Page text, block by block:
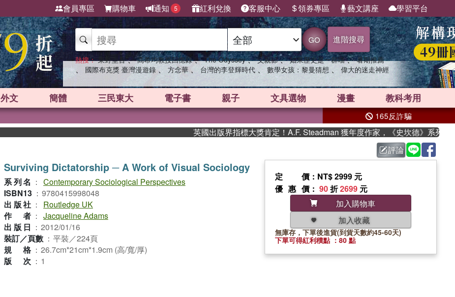
會員專區 購物車 通知 5 紅利兌換 客服中心 領券專區 藝文講座 學習平台
GO 進階搜尋
熱搜： 東野圭吾 、 高希均教授回憶錄 、 The Odyssey 、 父親節 、 如果歷史是一群喵 、 暑期推薦
、 國際布克獎 臺灣漫遊錄 、 方念華 、 台灣的李登輝時代 、 數學女孩：黎曼猜想 、 偉大的迷走神經
外文 簡體 三民東大 電子書 親子 文具選物 漫畫 教科考用
165反詐騙
英國出版界指標大獎肯定！A.F. Steadman 獲年度作家，《史坎德》系列帶你踏
評論
Surviving Dictatorship ─ A Work of Visual Sociology
系列名 ： Contemporary Sociological Perspectives
ISBN13 ： 9780415998048
出版社 ：
Routledge UK
作者 ： Jacqueline Adams
出版日 ： 2012/01/16
裝訂／頁數 ： 平裝／224頁
規格 ： 26.7cm*21cm*1.9cm (高/寬/厚)
版次 ： 1
定價 ：NT$ 2999 元
優惠價 ： 90折2699 元
加入購物車
加入收藏
無庫存，下單後進貨(到貨天數約45-60天)
下單可得紅利積點 ：80 點